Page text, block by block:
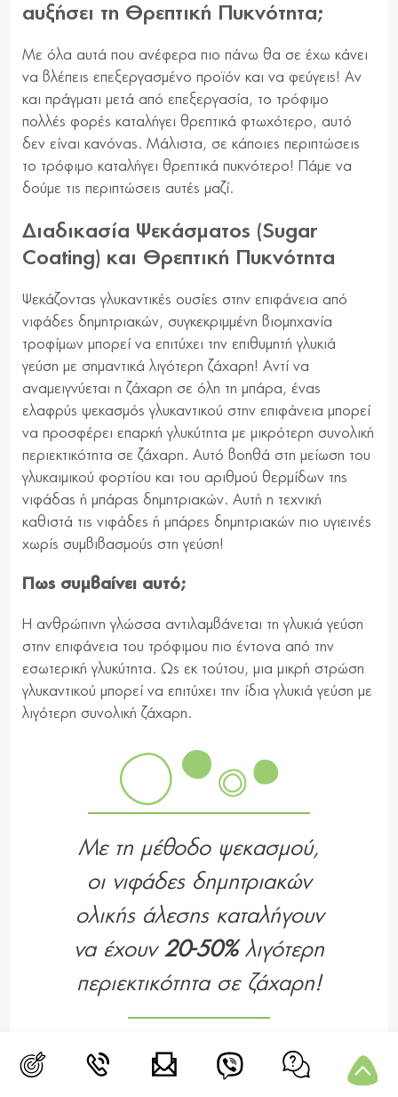
αυξήσει τη Θρεπτική Πυκνότητα;
Με όλα αυτά που ανέφερα πιο πάνω θα σε έχω κάνει
να βλέπεις επεξεργασμένο προϊόν και να φεύγεις! Αν
και πράγματι μετά από επεξεργασία, το τρόφιμο
πολλές φορές καταλήγει θρεπτικά φτωχότερο, αυτό
δεν είναι κανόνας. Μάλιστα, σε κάποιες περιπτώσεις
το τρόφιμο καταλήγει θρεπτικά πυκνότερο! Πάμε να
δούμε τις περιπτώσεις αυτές μαζί.
Διαδικασία Ψεκάσματος (Sugar
Coating) και Θρεπτική Πυκνότητα
Ψεκάζοντας γλυκαντικές ουσίες στην επιφάνεια από
νιφάδες δημητριακών, συγκεκριμμένη βιομηχανία
τροφίμων μπορεί να επιτύχει την επιθυμητή γλυκιά
γεύση με σημαντικά λιγότερη ζάχαρη! Αντί να
αναμειγνύεται η ζάχαρη σε όλη τη μπάρα, ένας
ελαφρύς ψεκασμός γλυκαντικού στην επιφάνεια μπορεί
να προσφέρει επαρκή γλυκύτητα με μικρότερη συνολική
περιεκτικότητα σε ζάχαρη. Αυτό βοηθά στη μείωση του
γλυκαιμικού φορτίου και του αριθμού θερμίδων της
νιφάδας ή μπάρας δημητριακών. Αυτή η τεχνική
καθιστά τις νιφάδες ή μπάρες δημητριακών πιο υγιεινές
χωρίς συμβιβασμούς στη γεύση!
Πως συμβαίνει αυτό;
Η ανθρώπινη γλώσσα αντιλαμβάνεται τη γλυκιά γεύση
στην επιφάνεια του τρόφιμου πιο έντονα από την
εσωτερική γλυκύτητα. Ως εκ τούτου, μια μικρή στρώση
γλυκαντικού μπορεί να επιτύχει την ίδια γλυκιά γεύση με
λιγότερη συνολική ζάχαρη.
Με τη μέθοδο ψεκασμού,
οι νιφάδες δημητριακών
ολικής άλεσης καταλήγουν
να έχουν 20-50%λιγότερη
περιεκτικότητα σε ζάχαρη!
Εμπλουτισμός Τροφίμων και